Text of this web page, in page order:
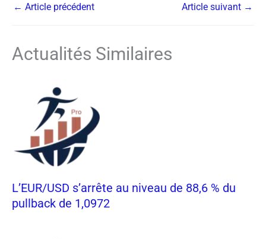
← Article précédent Article suivant →
Actualités Similaires
L’EUR/USD s’arrête au niveau de 88,6 % du
pullback de 1,0972